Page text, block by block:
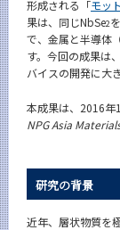
形成される「モッ
果は、同じNbSe2
で、金属と半導体
す。今回の成果は
バイスの開発に大
本成果は、2016年
NPG Asia
研究の背景
近年、層状物質を
課程別
月別
イベントカレ